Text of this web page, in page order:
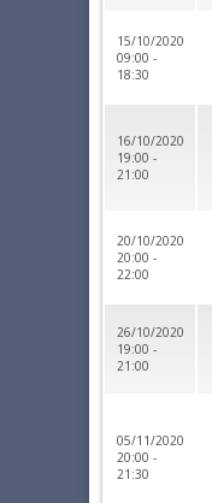
15/10/2020
09:00 -
18:30
16/10/2020
19:00 -
21:00
20/10/2020
20:00 -
22:00
26/10/2020
19:00 -
21:00
05/11/2020
20:00 -
21:30